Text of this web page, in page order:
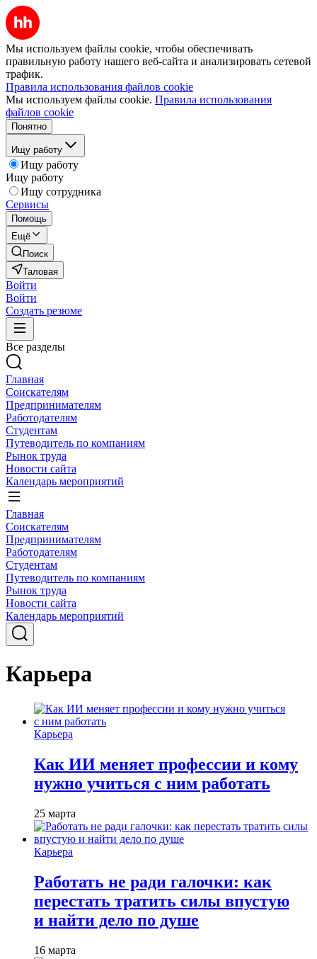
Мы используем файлы cookie, чтобы обеспечивать
правильную работу нашего веб-сайта и анализировать сетевой
трафик.
Правила использования файлов cookie
Мы используем файлы cookie. Правила использования
файлов cookie
Понятно
Ищу работу
Ищу работу
Ищу работу
Ищу сотрудника
Сервисы
Помощь
Ещё
Поиск
Таловая
Войти
Войти
Создать резюме
Все разделы
Главная
Соискателям
Предпринимателям
Работодателям
Студентам
Путеводитель по компаниям
Рынок труда
Новости сайта
Календарь мероприятий
Главная
Соискателям
Предпринимателям
Работодателям
Студентам
Путеводитель по компаниям
Рынок труда
Новости сайта
Календарь мероприятий
Карьера
Карьера
Как ИИ меняет профессии и кому
нужно учиться с ним работать
25 марта
Карьера
Работать не ради галочки: как
перестать тратить силы впустую
и найти дело по душе
16 марта